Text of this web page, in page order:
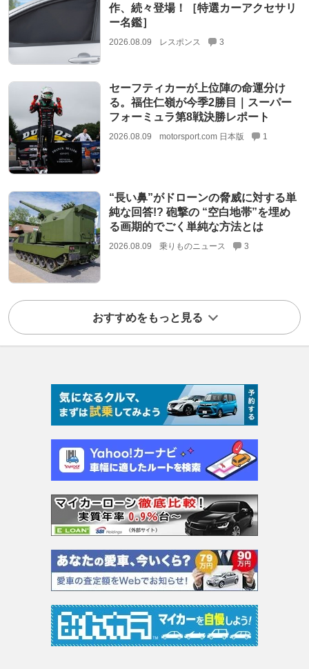
作、続々登場！［特選カーアクセサリ
ー名鑑］
2026.08.09 レスポンス 3
セーフティカーが上位陣の命運分け
る。福住仁嶺が今季2勝目｜スーパー
フォーミュラ第8戦決勝レポート
2026.08.09 motorsport.com 日本版 1
“長い鼻”がドローンの脅威に対する単
純な回答!? 砲撃の “空白地帯”を埋め
る画期的でごく単純な方法とは
2026.08.09 乗りものニュース 3
おすすめをもっと見る